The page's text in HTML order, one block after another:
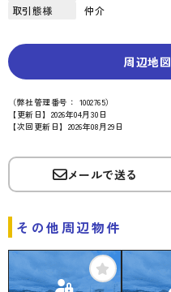
取引態様
仲介
周辺地
（弊社管理番号： 1002765）
【更新日】2026年04月30日
【次回更新日】2026年08月29日
メールで送る
その他周辺物件